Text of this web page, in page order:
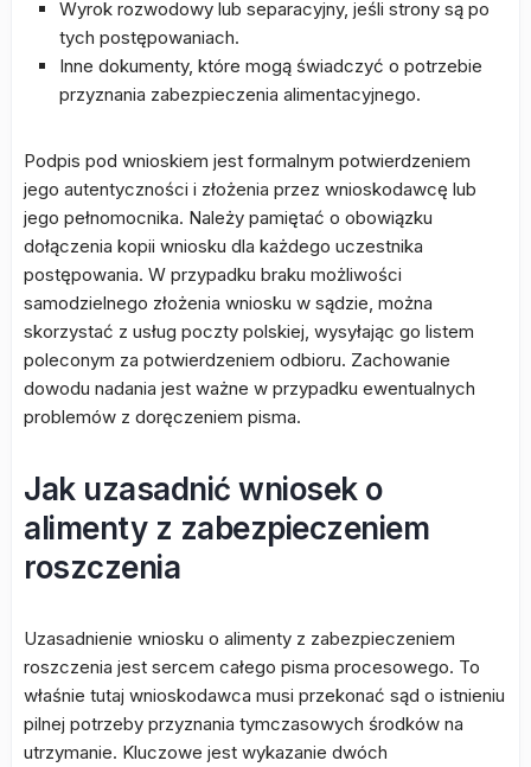
Wyrok rozwodowy lub separacyjny, jeśli strony są po
tych postępowaniach.
Inne dokumenty, które mogą świadczyć o potrzebie
przyznania zabezpieczenia alimentacyjnego.
Podpis pod wnioskiem jest formalnym potwierdzeniem
jego autentyczności i złożenia przez wnioskodawcę lub
jego pełnomocnika. Należy pamiętać o obowiązku
dołączenia kopii wniosku dla każdego uczestnika
postępowania. W przypadku braku możliwości
samodzielnego złożenia wniosku w sądzie, można
skorzystać z usług poczty polskiej, wysyłając go listem
poleconym za potwierdzeniem odbioru. Zachowanie
dowodu nadania jest ważne w przypadku ewentualnych
problemów z doręczeniem pisma.
Jak uzasadnić wniosek o
alimenty z zabezpieczeniem
roszczenia
Uzasadnienie wniosku o alimenty z zabezpieczeniem
roszczenia jest sercem całego pisma procesowego. To
właśnie tutaj wnioskodawca musi przekonać sąd o istnieniu
pilnej potrzeby przyznania tymczasowych środków na
utrzymanie. Kluczowe jest wykazanie dwóch